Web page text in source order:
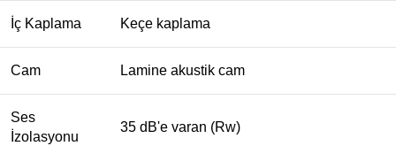
İç Kaplama Keçe kaplama
Cam Lamine akustik cam
Ses
İzolasyonu
35 dB'e varan (Rw)